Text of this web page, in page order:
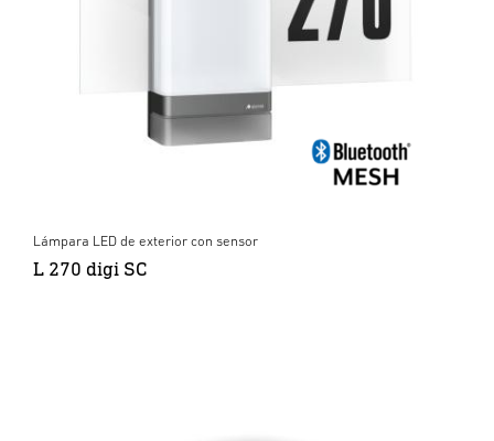
Lámpara LED de exterior con sensor
L 270 digi SC